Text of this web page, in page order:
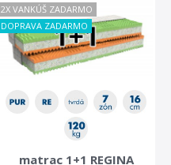
2X VANKÚŠ ZADARMO
DOPRAVA ZADARMO
matrac 1+1 REGINA